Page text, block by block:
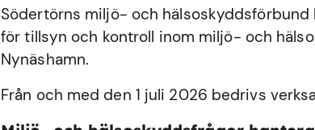
Södertörns miljö- och
för tillsyn och kontroll inom miljö- och
Nynäshamn.
Från och med den 1 juli 2026 bedrivs